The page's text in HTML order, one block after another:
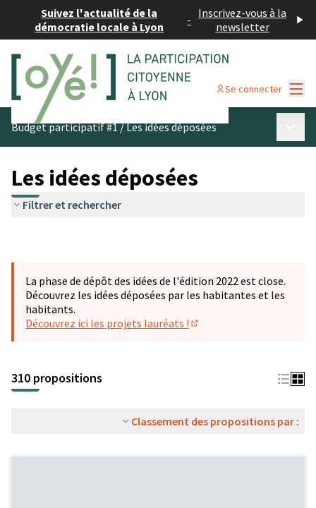
Suivez l'actualité de la
démocratie locale à Lyon
- Inscrivez-vous à la
newsletter
Se connecter
Budget participatif #1/Les idées déposées
Les idées déposées
Filtrer et rechercher
La phase de dépôt des idées de l'édition 2022 est close.
Découvrez les idées déposées par les habitantes et les
habitants.
Découvrez ici les projets lauréats !
310 propositions
Classement des propositions par :